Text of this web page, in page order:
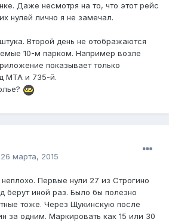
Даже несмотря на то, что этот рейс
нулей лично я не замечал.
Второй день не отображаются
10-м парком. Например возле
показывает только
МТА и 735-й.
26 марта, 2015
Первые нули 27 из Строгино
берут иной раз. Было бы полезно
тоже. Через Щукинскую после
за одним. Маркировать как 15 или 30